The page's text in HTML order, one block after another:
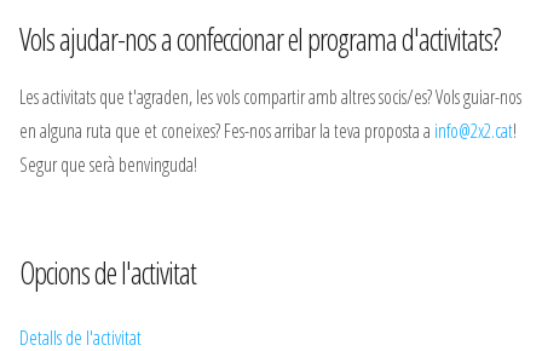
Vols ajudar-nos a confeccionar el programa d'activitats?
Les activitats que t'agraden, les vols compartir amb altres socis/es? Vols guiar-nos
en alguna ruta que et coneixes? Fes-nos arribar la teva proposta a info@2x2.cat!
Segur que serà benvinguda!
Opcions de l'activitat
Detalls de l'activitat